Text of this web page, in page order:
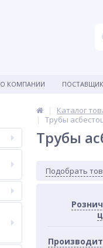
О КОМПАНИИ
Каталог
Трубы
Трубы
Подобрать